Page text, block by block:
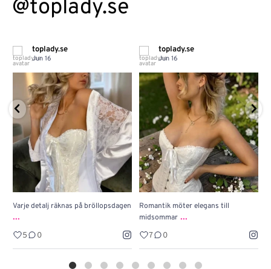
@toplady.se
på bröllopsdagen
Romantik möter elegans till
Julklappstips 🎁